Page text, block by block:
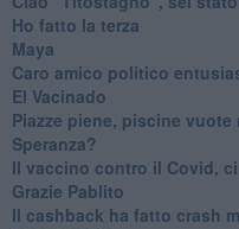
Ho fatto la terza
Maya
Caro amico politico
El Vacinado
Piazze piene, piscine
Speranza?
​Il vaccino contro il Covid,
Grazie Pablito
Il cashback ha fatto crash